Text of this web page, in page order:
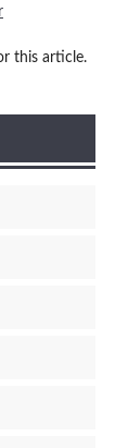
this article.